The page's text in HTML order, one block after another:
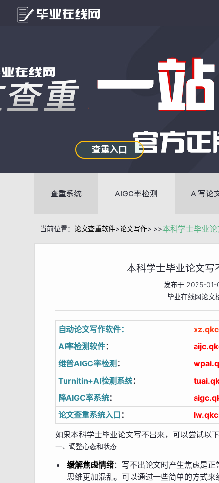
查重入口
查重系统 AIGC率检测 AI写论
当前位置： 论文查重软件>论文写作> >>本科学士毕业
本科学士毕业论文写
发布于 2025-01-
毕业在线网论文
自动论文写作软件：
AI率检测软件：
维普AIGC率检测 ：
Turnitin+AI检测系统：
降AIGC率系统：
论文查重系统入口 ：
如果本科学士毕业论文写不出来，可以尝试以
一、调整心态和状态
缓解焦虑情绪：写不出论文时产生焦虑是
思维更加混乱。可以通过一些简单的方式